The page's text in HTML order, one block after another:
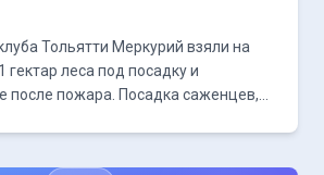
гектар леса под посадку и
после пожара. Посадка саженцев,